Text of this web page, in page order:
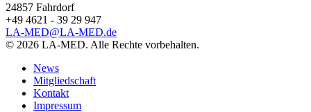
24857 Fahrdorf
+49 4621 - 39 29 947
LA-MED@LA-MED.de
© 2026 LA-MED. Alle Rechte vorbehalten.
News
Mitgliedschaft
Kontakt
Impressum